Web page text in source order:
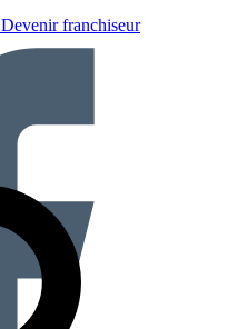
Devenir franchiseur